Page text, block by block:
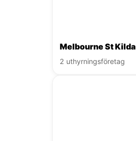
Melbourne St Kilda
2 uthyrningsföretag